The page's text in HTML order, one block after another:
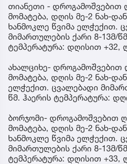
თიანეთი - დროგამოშვებით
მომატება, დღის მე-2 ნახ-
ხანმოკლე წვიმა ელჭექით.
მიმართულების ქარი 8-13მ/
ტემპერატურა: დღისით +32,
ახალციხე- დროგამოშვებით
მომატება, დღის მე-2 ნახ-
ელჭექით. ცვალებადი
წმ. ჰაერის ტემპერატურა:
ბორჯომი- დროგამოშვებით
მომატება, დღის მე-2 ნახ-
ხანმოკლე წვიმა ელჭექით.
მიმართულების ქარი 8-13მ/
ტემპერატურა: დღისით +33,